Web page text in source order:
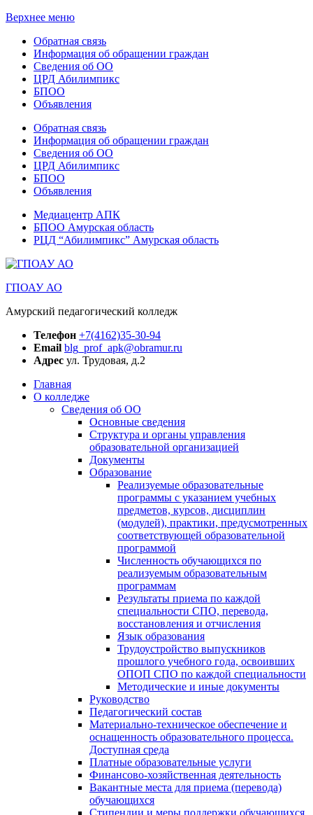
Верхнее меню
Обратная связь
Информация об обращении граждан
Сведения об ОО
ЦРД Абилимпикс
БПОО
Объявления
Обратная связь
Информация об обращении граждан
Сведения об ОО
ЦРД Абилимпикс
БПОО
Объявления
Медиацентр АПК
БПОО Амурская область
РЦД “Абилимпикс” Амурская область
ГПОАУ АО
Амурский педагогический колледж
Телефон +7(4162)35-30-94
Email blg_prof_apk@obramur.ru
Адрес ул. Трудовая, д.2
Главная
О колледже
Сведения об ОО
Основные сведения
Структура и органы управления
образовательной организацией
Документы
Образование
Реализуемые образовательные
программы с указанием учебных
предметов, курсов, дисциплин
(модулей), практики, предусмотренных
соответствующей образовательной
программой
Численность обучающихся по
реализуемым образовательным
программам
Результаты приема по каждой
специальности СПО, перевода,
восстановления и отчисления
Язык образования
Трудоустройство выпускников
прошлого учебного года, освоивших
ОПОП СПО по каждой специальности
Методические и иные документы
Руководство
Педагогический состав
Материально-техническое обеспечение и
оснащенность образовательного процесса.
Доступная среда
Платные образовательные услуги
Финансово-хозяйственная деятельность
Вакантные места для приема (перевода)
обучающихся
Стипендии и меры поддержки обучающихся